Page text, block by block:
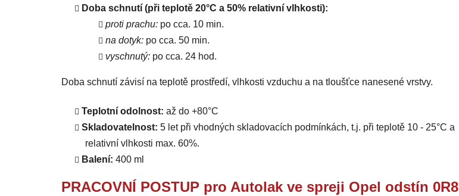
Doba schnutí (při teplotě 20°C a 50% relativní vlhkosti):
proti prachu: po cca. 10 min.
na dotyk: po cca. 50 min.
vyschnutý: po cca. 24 hod.
Doba schnutí závisí na teplotě prostředí, vlhkosti vzduchu a na tloušťce nanesené vrstvy.
Teplotní odolnost: až do +80°C
Skladovatelnost: 5 let při vhodných skladovacích podmínkách, t.j. při teplotě 10 - 25°C a
relativní vlhkosti max. 60%.
Balení: 400 ml
PRACOVNÍ POSTUP pro Autolak ve spreji Opel odstín 0R8